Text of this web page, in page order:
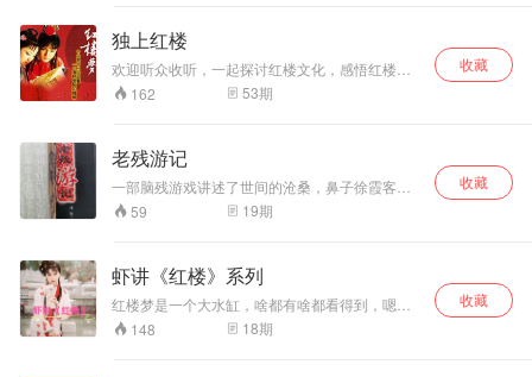
的研究方向。丁酉年闰六月廿一。红学砖家】
独上红楼
欢迎听众收听，一起探讨红楼文化，感悟红楼精
神。162 53期
收藏
老残游记
一部脑残游戏讲述了世间的沧桑，鼻子徐霞客游
记更有过之而无不及。
59 19期
收藏
虾讲《红楼》系列
红楼梦是一个大水缸，啥都有啥都看得到，嗯，
我们看看到底能讲出多少名堂。
148 18期
收藏